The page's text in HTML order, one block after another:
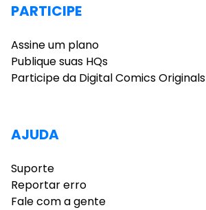
PARTICIPE
Assine um plano
Publique suas HQs
Participe da Digital Comics Originals
AJUDA
Suporte
Reportar erro
Fale com a gente